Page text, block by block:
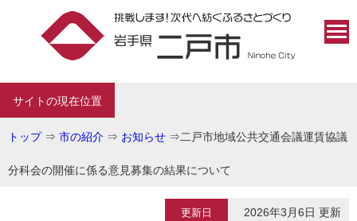
サイトの現在位置
トップ⇒ 市の紹介 ⇒ お知らせ ⇒二戸市地域公共交通会議運賃協議
分科会の開催に係る意見募集の結果について
更新日 2026年3月6日 更新